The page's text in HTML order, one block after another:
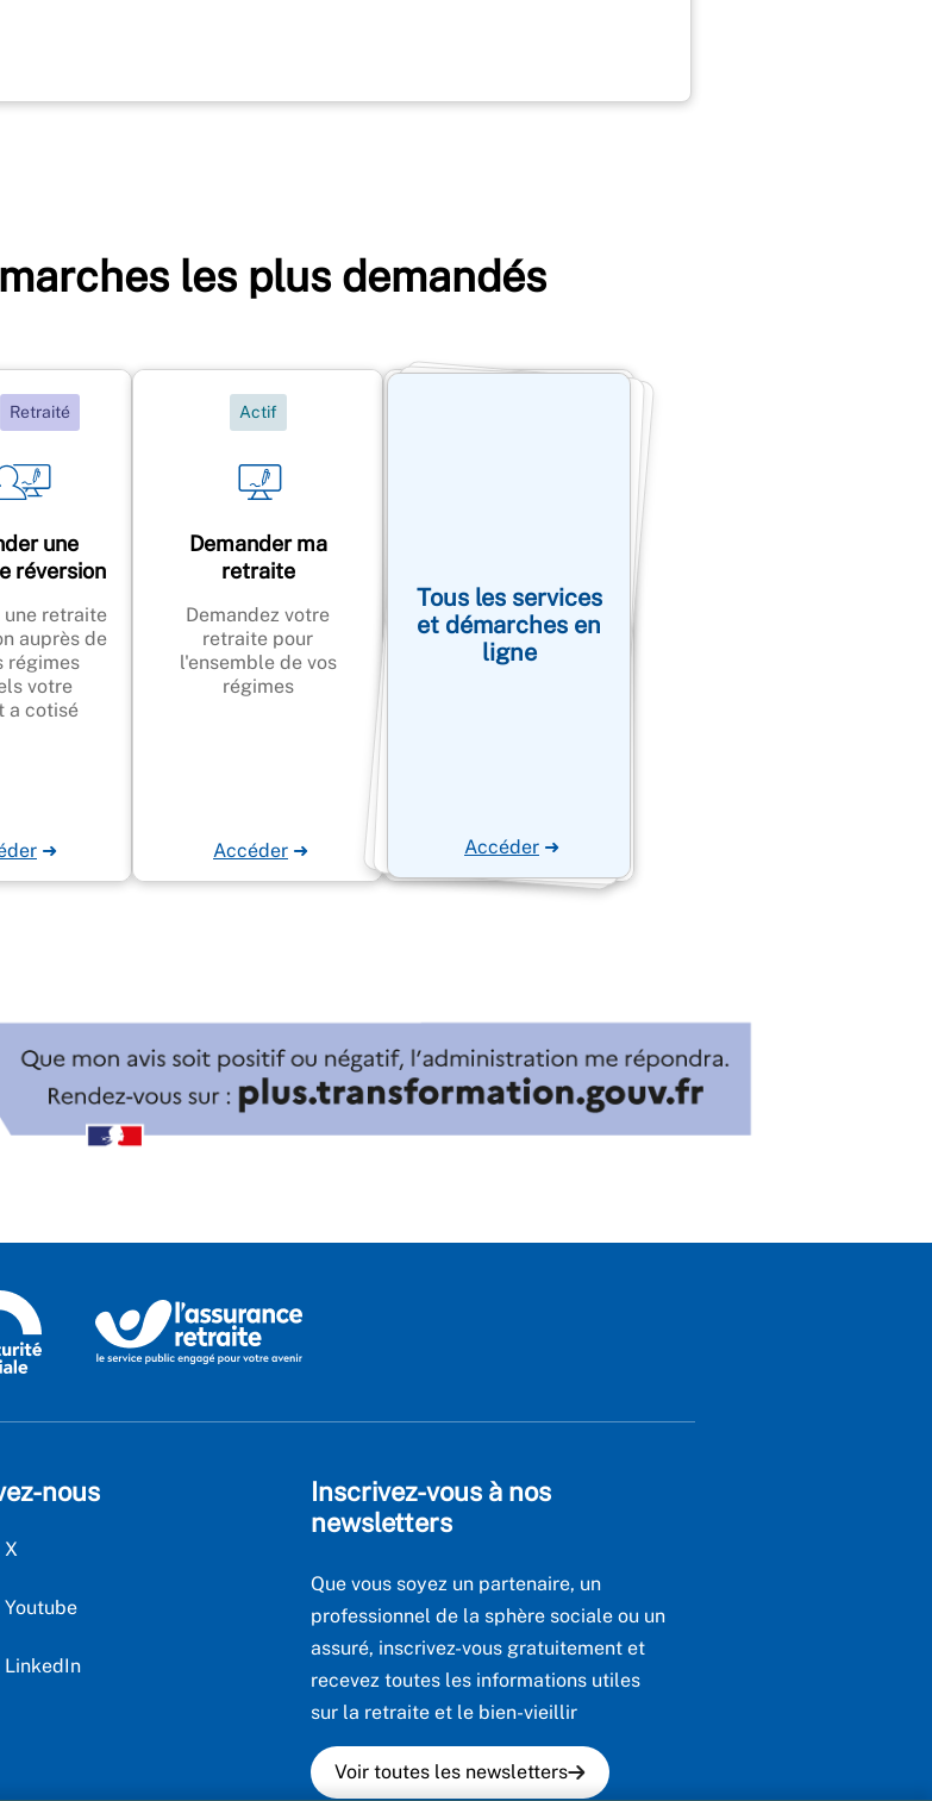
les plus demandés
une
réversion
Retraité
une retraite
auprès de
régimes
votre
a cotisé
➜
Demander ma
retraite
Actif
Demandez votre
retraite pour
l'ensemble de vos
régimes
Accéder ➜
Tous les services
et démarches en
ligne
Accéder ➜
nous
X
Youtube
LinkedIn
Inscrivez-vous à nos
newsletters
Que vous soyez un partenaire, un
professionnel de la sphère sociale ou un
assuré, inscrivez-vous gratuitement et
recevez toutes les informations utiles
sur la retraite et le bien-vieillir
Voir toutes les newsletters